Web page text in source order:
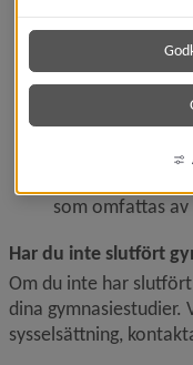
hålla sig
ungdomar som
sysselsatta
erbjuda
första hand
återuppta studier
som omfattas av
Har du inte slutfört
Om du inte har
dina gymnasie­studier.
sysselsättning,